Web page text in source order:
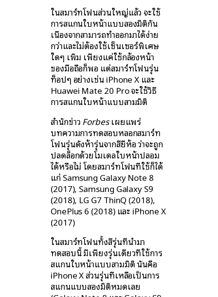
ในสมาร์ทโฟนส่วนใหญ่แล้ว จะใช้
การสแกนใบหน้าแบบสองมิติกัน
เนื่องจากสามารถทำออกมาได้ง่าย
กว่าและไม่ต้องใช้เซ็นเซอร์พิเศษ
ใดๆ เพิ่ม เพียงแค่ใช้กล้องหน้า
ของมือถือก็พอ แต่สมาร์ทโฟนรุ่น
ท็อปๆ อย่างเช่น iPhone X และ
Huawei Mate 20 Pro จะใช้วิธี
การสแกนใบหน้าแบบสามมิติ
สำนักข่าวForbesเผยแพร่
บทความการทดสอบหลอกสมาร์ท
โฟนรุ่นดังห้ารุ่นจากสี่ยี่ห้อ ว่าจะถูก
ปลดล็อกด้วยโมเดลใบหน้าปลอม
ได้หรือไม่ โดยสมาร์ทโฟนที่ใช้ก็ได้
แก่ Samsung Galaxy Note 8
(2017), Samsung Galaxy S9
(2018), LG G7 ThinQ (2018),
OnePlus 6 (2018) และ iPhone X
(2017)
ในสมาร์ทโฟนทั้งสี่รุ่นที่นำมา
ทดสอบนี้ มีเพียงรุ่นเดียวที่ใช้การ
สแกนใบหน้าแบบสามมิติ นั่นคือ
iPhone X ส่วนรุ่นที่เหลือเป็นการ
สแกนแบบสองมิติหมดเลย